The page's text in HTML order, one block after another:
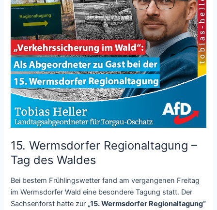
15. Wermsdorfer Regionaltagung –
Tag des Waldes
Bei bestem Frühlingswetter fand am vergangenen Freitag
im Wermsdorfer Wald eine besondere Tagung statt. Der
Sachsenforst hatte zur „15. Wermsdorfer Regionaltagung“